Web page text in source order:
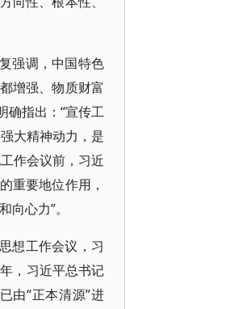
强调，中国特色
增强、物质财富
确指出：“宣传工
大精神动力，是
作会议前，习近
重要地位作用，
心力”。
想工作会议，习
，习近平总书记
由“正本清源”进